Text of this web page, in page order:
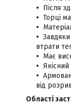
Після
Торці
втрати
Має
від
Області